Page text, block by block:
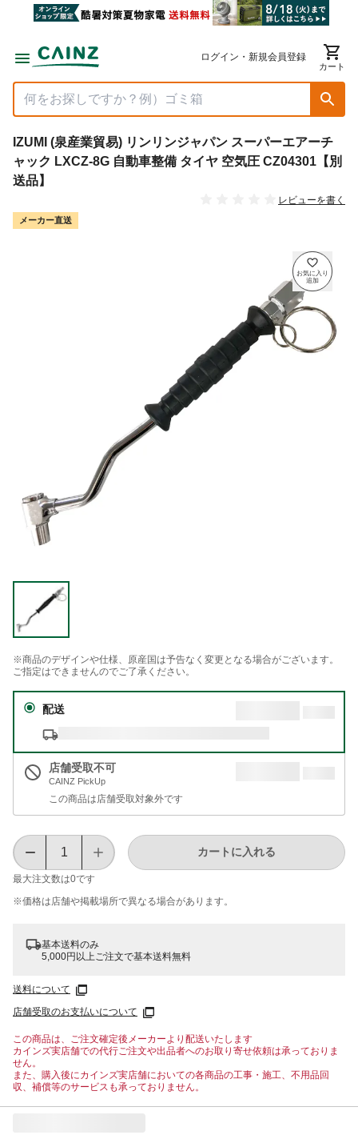
ログイン・新規会員登録
カート
IZUMI (泉産業貿易) リンリンジャパン スーパーエアーチ
ャック LXCZ-8G 自動車整備 タイヤ 空気圧 CZ04301【別
送品】
レビューを書く
メーカー直送
※商品のデザインや仕様、原産国は予告なく変更となる場合がございます。
ご指定はできませんのでご了承ください。
配送
店舗受取不可
CAINZ PickUp
この商品は店舗受取対象外です
最大注文数は0です
カートに入れる
※価格は​店舗や​掲載場所で​異なる​場合が​あります。
基本送料のみ
5,000円以上ご注文で基本送料無料
送料について
店舗受取のお支払いについて
この商品は、ご注文確定後メーカーより配送いたします
カインズ実店舗での代行ご注文や出品者へのお取り寄せ依頼は承っておりま
せん。
また、購入後にカインズ実店舗においての各商品の工事・施工、不用品回
収、補償等のサービスも承っておりません。